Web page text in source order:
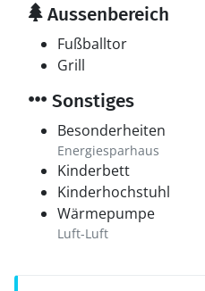
Aussenbereich
Fußballtor
Grill
Sonstiges
Besonderheiten
Energiesparhaus
Kinderbett
Kinderhochstuhl
Wärmepumpe
Luft-Luft